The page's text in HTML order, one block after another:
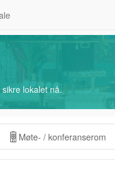
lokalet nå.
Møte- / konferanserom